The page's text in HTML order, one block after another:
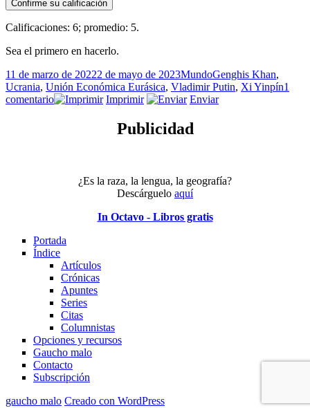
Confirme su calificación
Calificaciones: 6; promedio: 5.
Sea el primero en hacerlo.
Publicado
el
11 de marzo de 20222 de mayo de 2023Categorías
MundoEtiquetas
Genghis Khan,
Ucrania, Unión Económica Eurásica, Vladimir Putin, Xi Yinpín1
comentarioen
Imprimir Enviar
Publicidad
¿Es la raza, la lengua, la geografía?
Descárguelo aquí
In Octavo - Libros gratis
Portada
Índice
Artículos
Crónicas
Apuntes
Series
Citas
Columnistas
Opciones y recursos
Gaucho malo
Contacto
Subscripción
gaucho malo Creado con WordPress